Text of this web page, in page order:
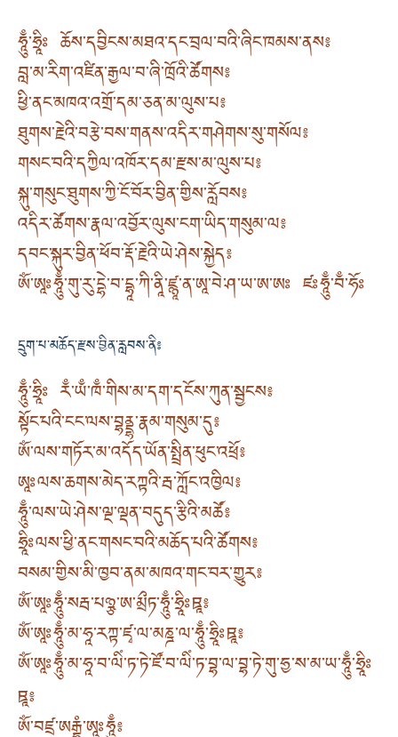
ཧཱུྃ་ཧྲཱིཿ ཆོས་དབྱིངས་མཐའ་དང་བྲལ་བའི་ཞིང་ཁམས་ནས༔
བླ་མ་རིག་འཛིན་རྒྱལ་བ་ཞི་ཁྲོའི་ཚོགས༔
ཕྱི་ནང་མཁའ་འགྲོ་དམ་ཅན་མ་ལུས་པ༔
ཐུགས་རྗེའི་བརྩེ་བས་གནས་འདིར་གཤེགས་སུ་གསོལ༔
གསང་བའི་དཀྱིལ་འཁོར་དམ་རྫས་མ་ལུས་པ༔
སྐུ་གསུང་ཐུགས་ཀྱི་ངོ་བོར་བྱིན་གྱིས་རློབས༔
འདིར་ཚོགས་རྣལ་འབྱོར་ལུས་ངག་ཡིད་གསུམ་ལ༔
དབང་སྐུར་བྱིན་ཕོབ་རྡོ་རྗེའི་ཡེ་ཤེས་སྐྱེད༔
ༀ་ཨཱཿཧཱུྃ་གུ་རུ་དྷེ་བ་དྷཱ་ཀི་ནཱི་ཛྙཱ་ན་ཨཱ་བེ་ཤ་ཡ་ཨ་ཨཿ ཛཿཧཱུྃ་བྃ་ཧོཿ
དྲུག་པ་མཆོད་རྫས་བྱིན་རླབས་ནི༔
ཧཱུྃ་ཧྲཱིཿ རྃ་ཡྃ་ཁྃ་གིས་མ་དག་དངོས་ཀུན་སྦྱངས༔
སྟོང་པའི་ངང་ལས་བྷནྡྷ་རྣམ་གསུམ་དུ༔
ༀ་ལས་གཏོར་མ་འདོད་ཡོན་སྤྲིན་ཕུང་འཕྲོ༔
ཨཱཿལས་ཆགས་མེད་རཀྟའི་རྦ་ཀློང་འཁྱིལ༔
ཧཱུྃ་ལས་ཡེ་ཤེས་ལྔ་ལྡན་བདུད་རྩིའི་མཚོ༔
ཧྲཱིཿལས་ཕྱི་ནང་གསང་བའི་མཆོད་པའི་ཚོགས༔
བསམ་གྱིས་མི་ཁྱབ་ནམ་མཁའ་གང་བར་གྱུར༔
ཨོཾ་ཨཱཿཧཱུྃ་སརྦ་པཉྩ་ཨ་མྲྀཏ་ཧཱུྃ་ཧྲཱིཿཋཱ༔
ཨོཾ་ཨཱཿཧཱུྃ་མ་ཧཱ་རཀྟ་ཛྭ་ལ་མཎྜ་ལ་ཧཱུྃ་ཧྲཱིཿཋཱ༔
ཨོཾ་ཨཱཿཧཱུྃ་མ་ཧཱ་བ་ལིཾ་ཏ་ཏེ་ཛོ་བ་ལིཾ་ཏ་བྷ་ལ་བྷ་ཏེ་གུ་ཧྱ་ས་མ་ཡ་ཧཱུྃ་ཧྲཱིཿ
ཋཱ༔